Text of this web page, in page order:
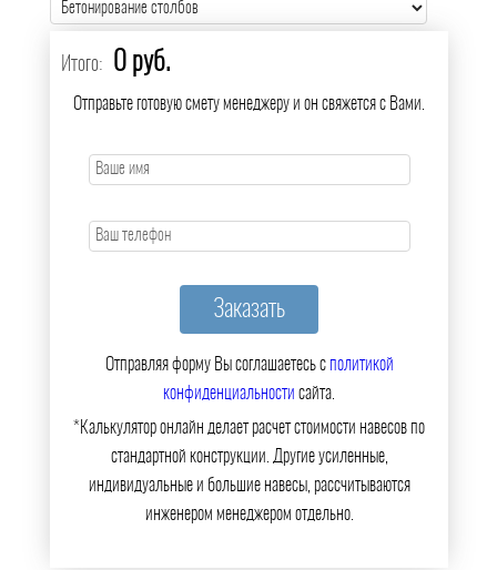
Итого: 0 руб.
Отправьте готовую смету менеджеру и он свяжется с Вами.
Отправляя форму Вы соглашаетесь сполитикой
конфиденциальности сайта.
*Калькулятор онлайн делает расчет стоимости навесов по
стандартной конструкции. Другие усиленные,
индивидуальные и большие навесы, рассчитываются
инженером менеджером отдельно.